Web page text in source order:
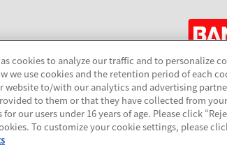
▼
cookies to analyze our traffic and to personalize
we use cookies and the retention period of each
website to/with our analytics and advertising
to them or that they have collected from
our users under 16 years of age. Please click
To customize your cookie settings, please